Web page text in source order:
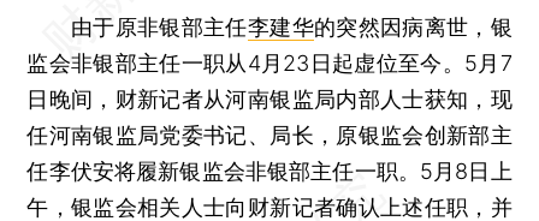
由于原非银部主任李建华的突然因病离世，银
监会非银部主任一职从4月23日起虚位至今。5月7
日晚间，财新记者从河南银监局内部人士获知，现
任河南银监局党委书记、局长，原银监会创新部主
任李伏安将履新银监会非银部主任一职。5月8日上
午，银监会相关人士向财新记者确认上述任职，并